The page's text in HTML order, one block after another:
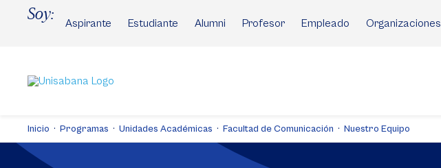
Soy:
Aspirante Estudiante Alumni Profesor Empleado Organizaciones
Inicio Programas Unidades Académicas Facultad de Comunicación Nuestro Equipo